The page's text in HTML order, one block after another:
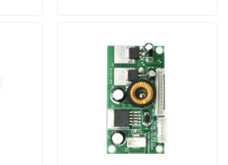
مراقبة الجودة
اتصل بنا